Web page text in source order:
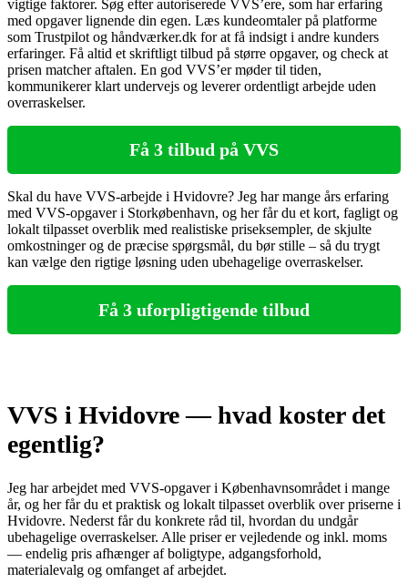
vigtige faktorer. Søg efter autoriserede VVS’ere, som har erfaring
med opgaver lignende din egen. Læs kundeomtaler på platforme
som Trustpilot og håndværker.dk for at få indsigt i andre kunders
erfaringer. Få altid et skriftligt tilbud på større opgaver, og check at
prisen matcher aftalen. En god VVS’er møder til tiden,
kommunikerer klart undervejs og leverer ordentligt arbejde uden
overraskelser.
Få 3 tilbud på VVS
Skal du have VVS‑arbejde i Hvidovre? Jeg har mange års erfaring
med VVS‑opgaver i Storkøbenhavn, og her får du et kort, fagligt og
lokalt tilpasset overblik med realistiske priseksempler, de skjulte
omkostninger og de præcise spørgsmål, du bør stille – så du trygt
kan vælge den rigtige løsning uden ubehagelige overraskelser.
Få 3 uforpligtigende tilbud
VVS i Hvidovre — hvad koster det
egentlig?
Jeg har arbejdet med VVS‑opgaver i Københavnsområdet i mange
år, og her får du et praktisk og lokalt tilpasset overblik over priserne i
Hvidovre. Nederst får du konkrete råd til, hvordan du undgår
ubehagelige overraskelser. Alle priser er vejledende og inkl. moms
— endelig pris afhænger af boligtype, adgangsforhold,
materialevalg og omfanget af arbejdet.